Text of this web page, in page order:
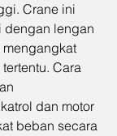
Crane ini
dengan lengan
Cara
dan motor
beban secara